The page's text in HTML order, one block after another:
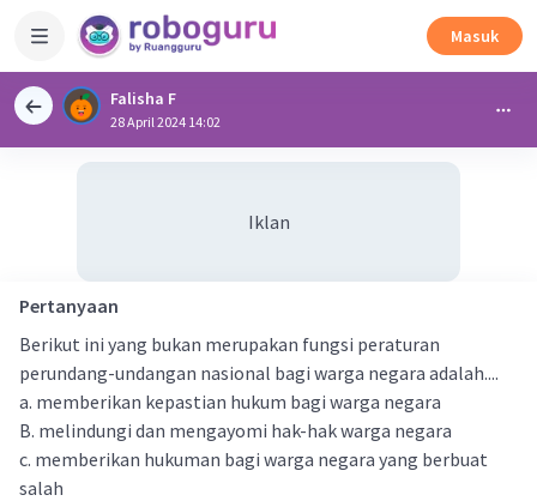
Masuk
Falisha F
28 April 2024 14:02
Iklan
Pertanyaan
Berikut ini yang bukan merupakan fungsi peraturan
perundang-undangan nasional bagi warga negara adalah....
a. memberikan kepastian hukum bagi warga negara
B. melindungi dan mengayomi hak-hak warga negara
c. memberikan hukuman bagi warga negara yang berbuat
salah